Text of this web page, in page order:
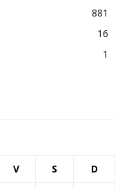
881
16
1
V S D